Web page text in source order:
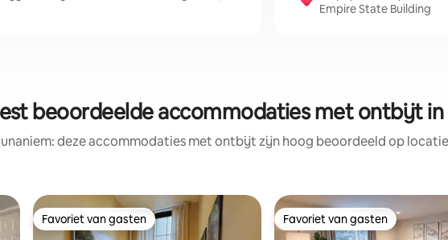
Empire State Building
beoordeelde accommodaties met ontbijt
deze accommodaties met ontbijt zijn hoog beoordeeld op
Favoriet van gasten
Favoriet van gasten Favoriet van gasten
Favoriet van gasten